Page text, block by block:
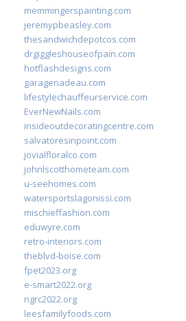
memmingerspainting.com
jeremypbeasley.com
thesandwichdepotcos.com
drgiggleshouseofpain.com
hotflashdesigns.com
garagenadeau.com
lifestylechauffeurservice.com
EverNewNails.com
insideoutdecoratingcentre.com
salvatoresinpoint.com
jovialfloralco.com
johnlscotthometeam.com
u-seehomes.com
watersportslagonissi.com
mischieffashion.com
eduwyre.com
retro-interiors.com
theblvd-boise.com
fpet2023.org
e-smart2022.org
ngrc2022.org
leesfamilyfoods.com